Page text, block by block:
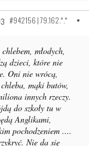
#942156 | 79.162.*.*
młodych,
dzieci, które nie
Oni nie wrócą,
mąki butów,
innych rzeczy.
do szkoły tu w
Anglikami,
pochodzeniem ....
Nie da się